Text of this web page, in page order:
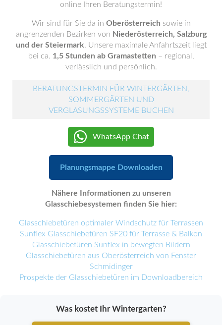
online Ihren Beratungstermin!
Wir sind für Sie da in Oberösterreich sowie in
angrenzenden Bezirken von Niederösterreich, Salzburg
und der Steiermark. Unsere maximale Anfahrtszeit liegt
bei ca. 1,5 Stunden ab Gramastetten – regional,
verlässlich und persönlich.
BERATUNGSTERMIN FÜR WINTERGÄRTEN,
SOMMERGÄRTEN UND
VERGLASUNGSSYSTEME BUCHEN
WhatsApp Chat
Planungsmappe Downloaden
Nähere Informationen zu unseren
Glasschiebesystemen finden Sie hier:
Glasschiebetüren optimaler Windschutz für Terrassen
Sunflex Glasschiebetüren SF20 für Terrasse & Balkon
Glasschiebetüren Sunflex in bewegten Bildern
Glasschiebetüren aus Oberösterreich von Fenster
Schmidinger
Prospekte der Glasschiebetüren im Downloadbereich
Was kostet Ihr Wintergarten?